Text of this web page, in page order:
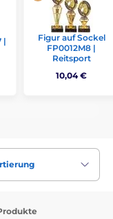
|
Figur auf Sockel
FP0012M8 |
Reitsport
10,04 €